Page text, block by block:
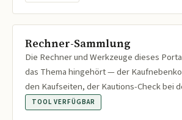
Rechner-Sammlung
Die Rechner und Werkzeuge dieses
das Thema hingehört — der
den Kaufseiten, der Kautions-Check bei
TOOL VERFÜGBAR